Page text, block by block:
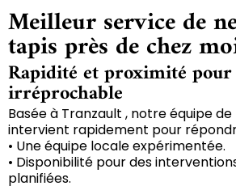
Meilleur service de
tapis près de chez
Rapidité et proximité
irréprochable
Basée à Tranzault , notre équipe
intervient rapidement pour
• Une équipe locale expérimentée.
• Disponibilité pour des
planifiées.